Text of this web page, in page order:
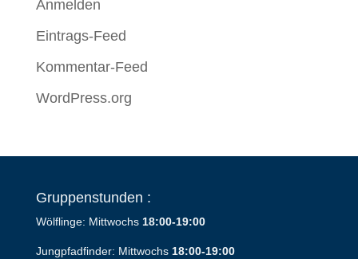
Anmelden
Eintrags-Feed
Kommentar-Feed
WordPress.org
Gruppenstunden :
Wölflinge: Mittwochs 18:00-19:00
Jungpfadfinder: Mittwochs 18:00-19:00